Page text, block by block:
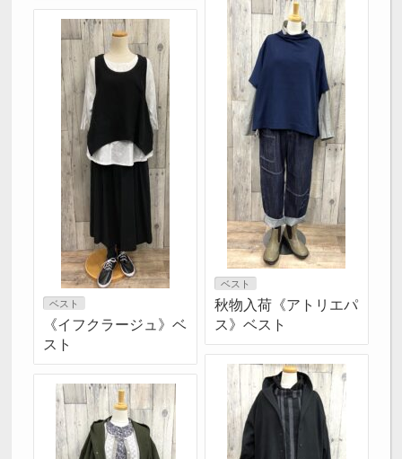
ベスト
秋物入荷《アトリエパ
ス》ベスト
ベスト
《イフクラージュ》ベ
スト